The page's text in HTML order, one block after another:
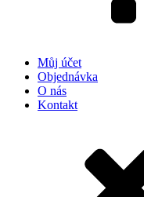
Můj účet
Objednávka
O nás
Kontakt